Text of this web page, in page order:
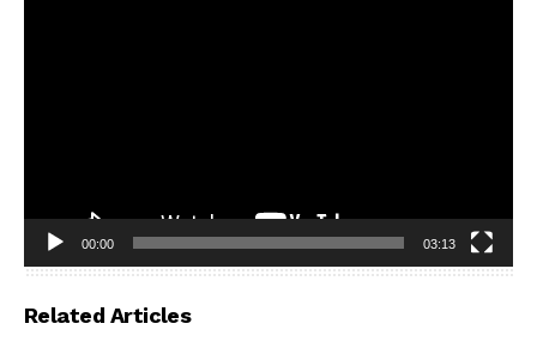
Player
00:00 03:13
Related Articles